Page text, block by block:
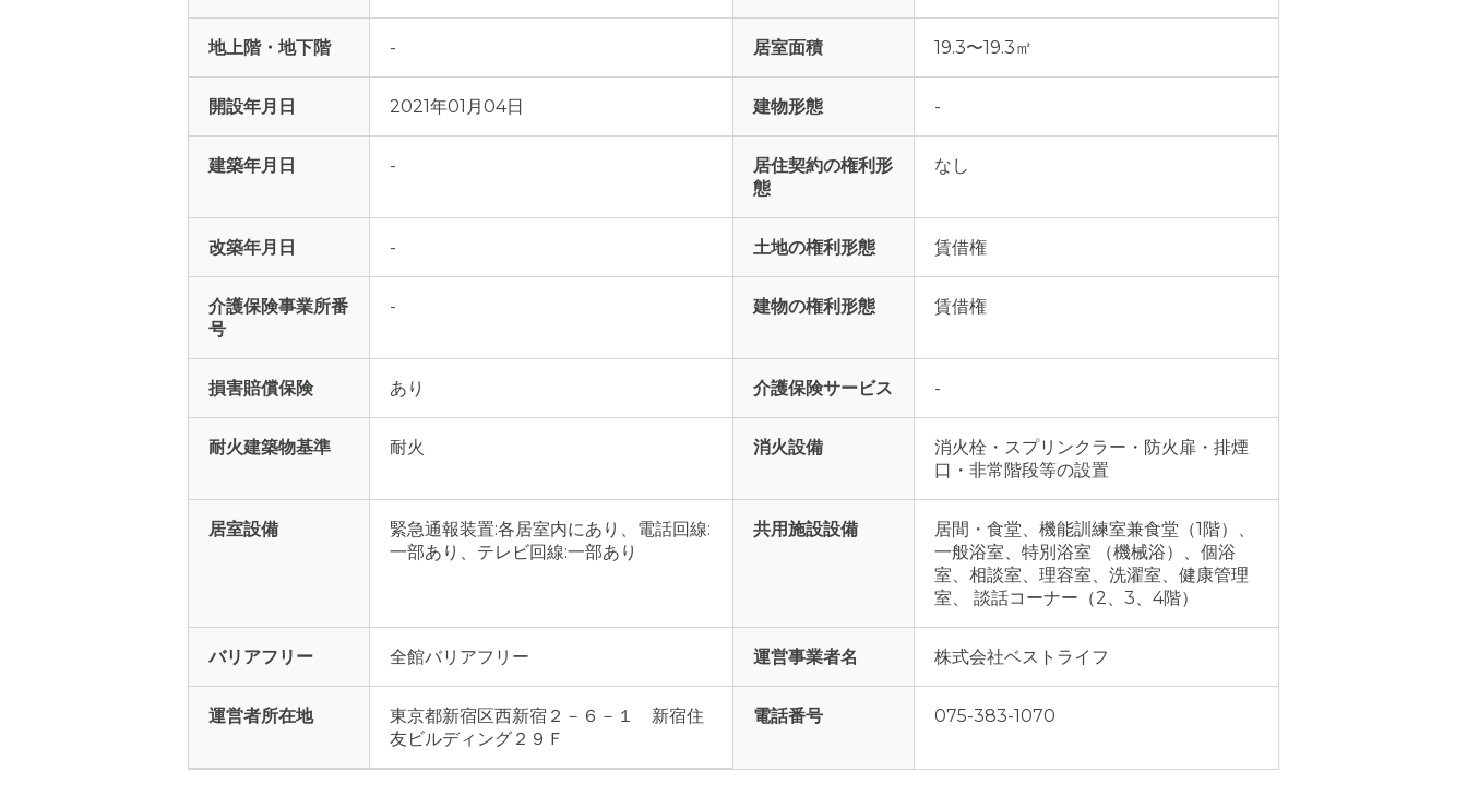
地上階・地下階 - 居室面積 19.3〜19.3㎡
開設年月日 2021年01月04日 建物形態 -
建築年月日 -
居住契約の権利形
態
なし
改築年月日 - 土地の権利形態 賃借権
介護保険事業所番
号
- 建物の権利形態 賃借権
損害賠償保険 あり 介護保険サービス -
耐火建築物基準 耐火 消火設備
消火栓・スプリンクラー・防火扉・排煙
口・非常階段等の設置
居室設備
緊急通報装置:各居室内にあり、電話回線:
一部あり、テレビ回線:一部あり
共用施設設備
居間・食堂、機能訓練室兼食堂（1階）、
一般浴室、特別浴室 （機械浴）、個浴
室、相談室、理容室、洗濯室、健康管理
室、 談話コーナー（2、3、4階）
バリアフリー 全館バリアフリー 運営事業者名 株式会社ベストライフ
運営者所在地
東京都新宿区西新宿２－６－１ 新宿住
友ビルディング２９Ｆ
電話番号 075-383-1070